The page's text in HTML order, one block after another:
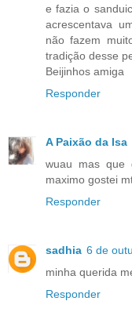
e fazia o
acrescentava
não fazem
tradição desse
Beijinhos amiga
Responder
A Paixão da Isa
wuau mas que
maximo gostei
Responder
sadhia 6 de
minha querida
Responder